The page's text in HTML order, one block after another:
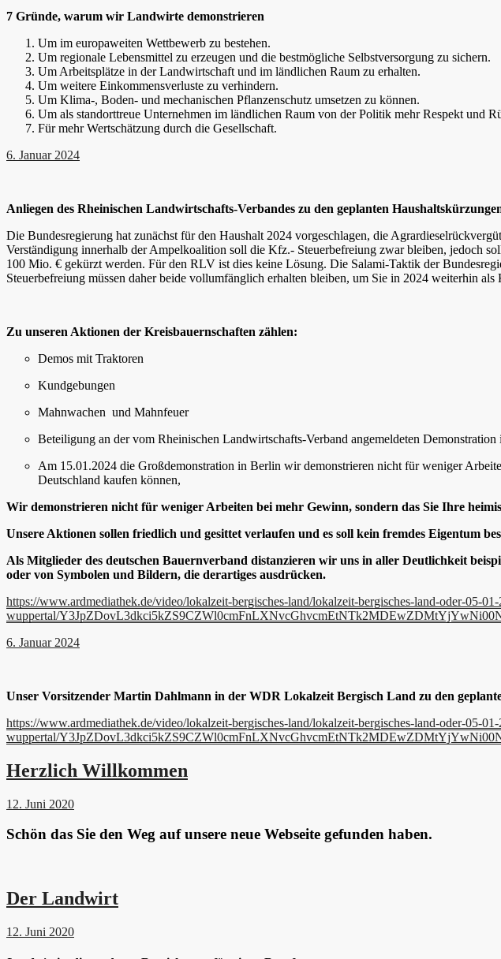
7 Gründe, warum wir Landwirte demonstrieren
Um im europaweiten Wettbewerb zu bestehen.
Um regionale Lebensmittel zu erzeugen und die bestmögliche Selbstversorgung zu sichern.
Um Arbeitsplätze in der Landwirtschaft und im ländlichen Raum zu erhalten.
Um weitere Einkommensverluste zu verhindern.
Um Klima-, Boden- und mechanischen Pflanzenschutz umsetzen zu können.
Um als standorttreue Unternehmen im ländlichen Raum von der Politik mehr Respekt und
Für mehr Wertschätzung durch die Gesellschaft.
6. Januar 2024
Anliegen des Rheinischen Landwirtschafts-Verbandes zu den geplanten
Die Bundesregierung hat zunächst für den Haushalt 2024 vorgeschlagen, die
Verständigung innerhalb der Ampelkoalition soll die Kfz.- Steuerbefreiung zwar bleiben, jedoch
100 Mio. € gekürzt werden. Für den RLV ist dies keine Lösung. Die Salami-Taktik der
Steuerbefreiung müssen daher beide vollumfänglich erhalten bleiben, um Sie in 2024 weiterhin als
Zu unseren Aktionen der Kreisbauernschaften zählen:
Demos mit Traktoren
Kundgebungen
Mahnwachen und Mahnfeuer
Beteiligung an der vom Rheinischen Landwirtschafts-Verband angemeldeten
Am 15.01.2024 die Großdemonstration in Berlin wir demonstrieren nicht für weniger
Deutschland kaufen können,
Wir demonstrieren nicht für weniger Arbeiten bei mehr Gewinn, sondern das Sie Ihre
Unsere Aktionen sollen friedlich und gesittet verlaufen und es soll kein fremdes Eigentum
Als Mitglieder des deutschen Bauernverband distanzieren wir uns in aller Deutlichkeit
oder von Symbolen und Bildern, die derartiges ausdrücken.
https://www.ardmediathek.de/video/lokalzeit-bergisches-land/lokalzeit-bergisches-land-oder-05-
wuppertal/
6. Januar 2024
Unser Vorsitzender Martin Dahlmann in der WDR Lokalzeit Bergisch Land zu den
https://www.ardmediathek.de/video/lokalzeit-bergisches-land/lokalzeit-bergisches-land-oder-05-
wuppertal/
Herzlich Willkommen
12. Juni 2020
Schön das Sie den Weg auf unsere neue Webseite gefunden haben.
Der Landwirt
12. Juni 2020